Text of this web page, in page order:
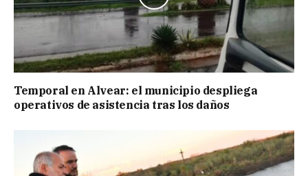
Temporal en Alvear: el municipio despliega
operativos de asistencia tras los daños